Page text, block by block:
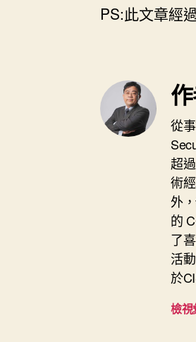
PS:此文章經
從
超
術
外
的
了
活
於
檢視